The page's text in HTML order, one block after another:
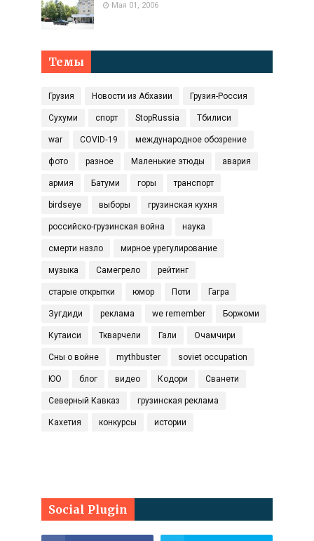
Мая 01, 2006
Темы
Грузия Новости из Абхазии Грузия-Россия
Сухуми спорт StopRussia Тбилиси
war COVID‑19 международное обозрение
фото разное Маленькие этюды авария
армия Батуми горы транспорт
birdseye выборы грузинская кухня
российско-грузинская война наука
смерти назло мирное урегулирование
музыка Самегрело рейтинг
старые открытки юмор Поти Гагра
Зугдиди реклама we remember Боржоми
Кутаиси Ткварчели Гали Очамчири
Сны о войне mythbuster soviet occupation
ЮО блог видео Кодори Сванети
Северный Кавказ грузинская реклама
Кахетия конкурсы истории
Social Plugin